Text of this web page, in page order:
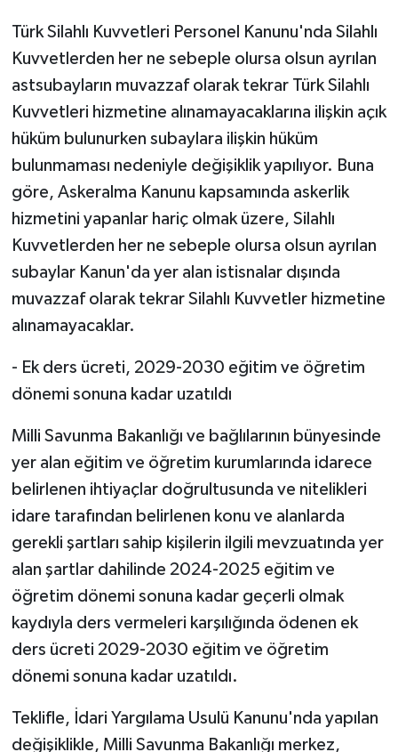
Türk Silahlı Kuvvetleri Personel Kanunu'nda Silahlı
Kuvvetlerden her ne sebeple olursa olsun ayrılan
astsubayların muvazzaf olarak tekrar Türk Silahlı
Kuvvetleri hizmetine alınamayacaklarına ilişkin açık
hüküm bulunurken subaylara ilişkin hüküm
bulunmaması nedeniyle değişiklik yapılıyor. Buna
göre, Askeralma Kanunu kapsamında askerlik
hizmetini yapanlar hariç olmak üzere, Silahlı
Kuvvetlerden her ne sebeple olursa olsun ayrılan
subaylar Kanun'da yer alan istisnalar dışında
muvazzaf olarak tekrar Silahlı Kuvvetler hizmetine
alınamayacaklar.
- Ek ders ücreti, 2029-2030 eğitim ve öğretim
dönemi sonuna kadar uzatıldı
Milli Savunma Bakanlığı ve bağlılarının bünyesinde
yer alan eğitim ve öğretim kurumlarında idarece
belirlenen ihtiyaçlar doğrultusunda ve nitelikleri
idare tarafından belirlenen konu ve alanlarda
gerekli şartları sahip kişilerin ilgili mevzuatında yer
alan şartlar dahilinde 2024-2025 eğitim ve
öğretim dönemi sonuna kadar geçerli olmak
kaydıyla ders vermeleri karşılığında ödenen ek
ders ücreti 2029-2030 eğitim ve öğretim
dönemi sonuna kadar uzatıldı.
Teklifle, İdari Yargılama Usulü Kanunu'nda yapılan
değişiklikle, Milli Savunma Bakanlığı merkez,